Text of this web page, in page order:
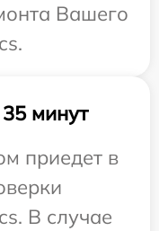
Вашего
минут
приедет в
В случае